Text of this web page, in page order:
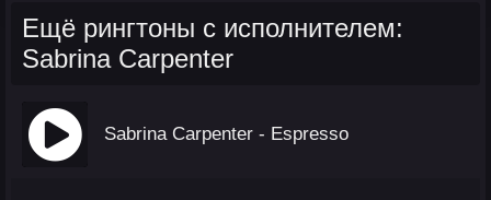
Ещё рингтоны с исполнителем:
Sabrina Carpenter
Sabrina Carpenter - Espresso